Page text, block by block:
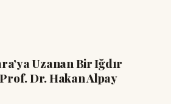
Uzanan Bir Iğdır
Dr. Hakan Alpay